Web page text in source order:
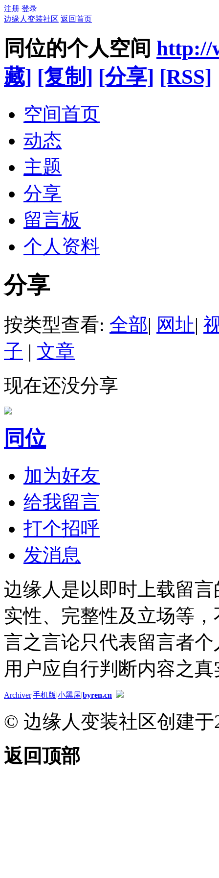
注册 登录
边缘人变装社区 返回首页
同位的个人空间 http://
藏] [复制] [分享] [RSS]
空间首页
动态
主题
分享
留言板
个人资料
分享
按类型查看: 全部| 网址|
子 | 文章
现在还没分享
同位
加为好友
给我留言
打个招呼
发消息
边缘人是以即时上载留
实性、完整性及立场等
言之言论只代表留言者
用户应自行判断内容之
Archiver|手机版|小黑屋|byren.cn
© 边缘人变装社区创建于
返回顶部